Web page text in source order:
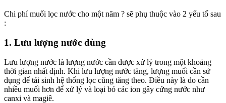
Chi phí muối lọc nước cho một năm ? sẽ phụ thuộc vào 2 yếu tố sau
:
1. Lưu lượng nước dùng
Lưu lượng nước là lượng nước cần được xử lý trong một khoảng
thời gian nhất định. Khi lưu lượng nước tăng, lượng muối cần sử
dụng để tái sinh hệ thống lọc cũng tăng theo. Điều này là do cần
nhiều muối hơn để xử lý và loại bỏ các ion gây cứng nước như
canxi và magiê.